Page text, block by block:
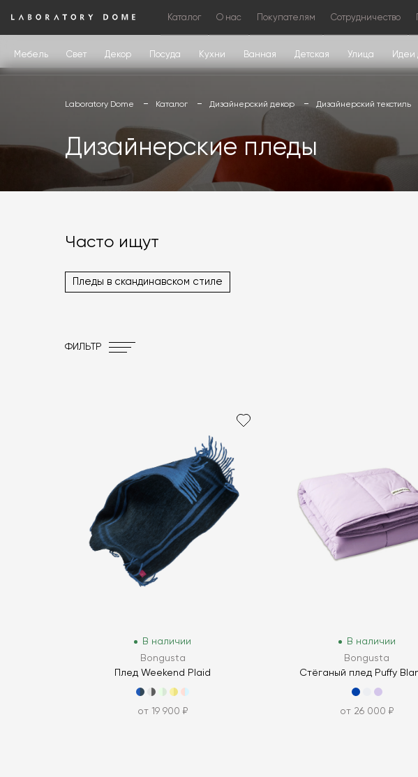
Каталог О нас Покупателям Сотрудничество
Мебель Свет Декор Посуда Кухни Ванная Детская Улица Идеи
Laboratory Dome Каталог Дизайнерский декор Дизайнерский текстиль
Дизайнерские пледы
Часто ищут
Пледы в скандинавском стиле
ФИЛЬТР
В наличии
Bongusta
Плед Weekend Plaid
от 19 900 ₽
В наличии
Bongusta
Стёганый плед Puffy
от 26 000 ₽